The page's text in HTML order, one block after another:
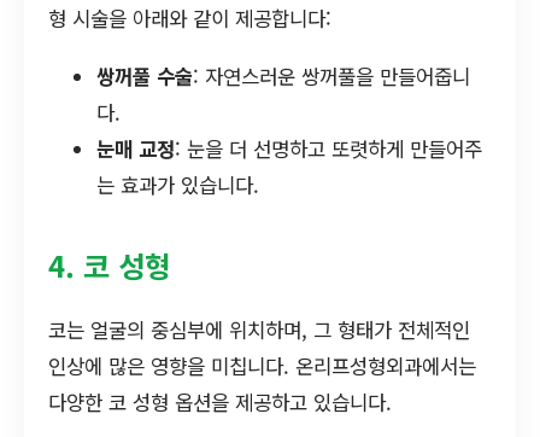
형 시술을 아래와 같이 제공합니다:
쌍꺼풀 수술: 자연스러운 쌍꺼풀을 만들어줍니
다.
눈매 교정: 눈을 더 선명하고 또렷하게 만들어주
는 효과가 있습니다.
4. 코 성형
코는 얼굴의 중심부에 위치하며, 그 형태가 전체적인
인상에 많은 영향을 미칩니다. 온리프성형외과에서는
다양한 코 성형 옵션을 제공하고 있습니다.